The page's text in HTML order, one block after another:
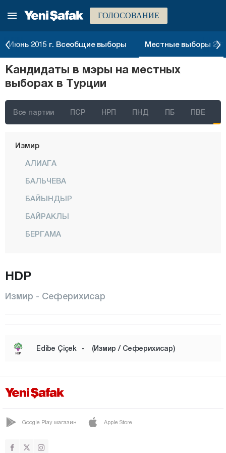
ГОЛОСОВАНИЕ
Июнь 2015 г. Всеобщие выборы Местные выборы
Кандидаты в мэры на местных
выборах в Турции
Все партии ПСР НРП ПНД ПБ ПВЕ
Анкара
Измир
АЛИАГА
БАЛЬЧЕВА
БАЙЫНДЫР
БАЙРАКЛЫ
БЕРГАМА
ЧЕШМЕ
ГАЗЕМИР
ГЮЗЕЛЬБАХЧЕ
КАРАБАГЛАР
КАРАБУРУН
КАРШИЯКА
HDP
Измир - Сеферихисар
Edibe Çiçek - (Измир / Сеферихисар)
Google Play магазин Apple Store